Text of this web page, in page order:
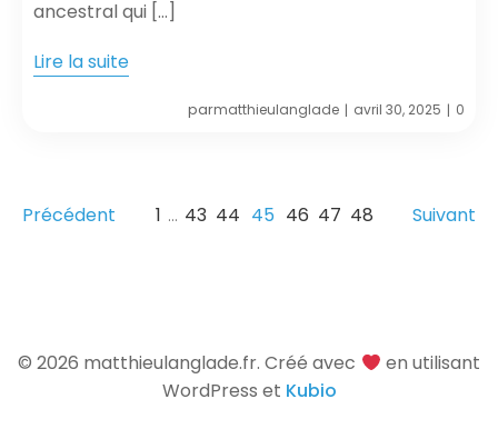
ancestral qui […]
Lire la suite
parmatthieulanglade | avril 30, 2025 | 0
Précédent 1 … 43 44 45 46 47 48 Suivant
© 2026 matthieulanglade.fr. Créé avec
en utilisant
WordPress et Kubio